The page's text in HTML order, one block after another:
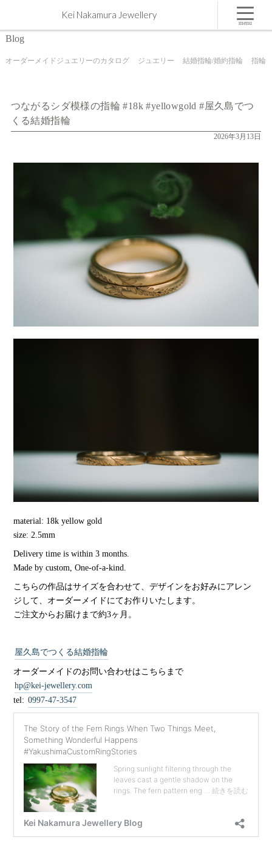
つながるシダ模様の指輪 #18k #yellowgold #屋久島でつくる結婚指輪 | 屋久島,ジュエリー,オーダ
ーメイドのマリッジリング（結婚・婚約指輪）制作 | Kei Nakamura Jewellery Blog
Kei Nakamura Jewellery
Blog
オーダーメイドジュエリーのカタログ ジュエリー 結婚指輪/婚約指輪 指輪
つながるシダ模様の指輪 #18k #yellowgold #屋久島でつ
くる結婚指輪
2026年3月13日
material: 18k yellow gold
size: 2.5mm
Delivery time is within 3 months.
Made by custom, One-of-a-kind.
こちらの作品はサイズを合わせて、デザインをお好みにアレン
ジして、オーダーメイドにてお作りいたします。
ご注文からお届けまで約3ヶ月。
屋久島でつくる結婚指輪
オーダーメイドのお問い合わせはこちらまで
hp@kei-jewellery.com
tel: 0997-47-3547
menu